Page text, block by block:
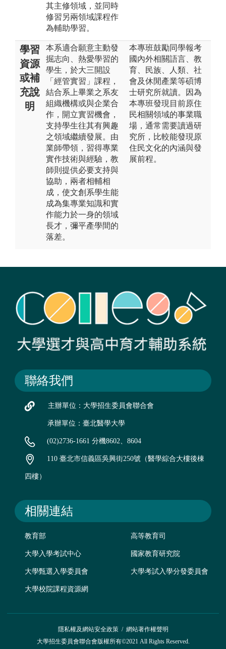
其主修領域，並同時
修習另兩領域課程作
為輔助學習。
學習
資源
或補
充說
明
本系適合願意主動發
掘志向、熱愛學習的
學生，於大三開設
「經管實習」課程，
結合系上畢業之系友
組織機構或與企業合
作，開立實習機會，
支持學生往其有興趣
之領域繼續發展。由
業師帶領，習得專業
實作技術與經驗，教
師則提供必要支持與
協助，兩者相輔相
成，使文創系學生能
成為集專業知識和實
作能力於一身的領域
長才，彌平產學間的
落差。
本專班鼓勵同學報考
國內外相關語言、教
育、民族、人類、社
會及休閒產業等碩博
士研究所就讀。因為
本專班發現目前原住
民相關領域的事業職
場，通常需要讀過研
究所，比較能發現原
住民文化的內涵與發
展前程。
聯絡我們
主辦單位：大學招生委員會聯合會
承辦單位：臺北醫學大學
(02)2736-1661 分機8602、8604
110 臺北市信義區吳興街250號（醫學綜合大樓後棟
四樓）
相關連結
教育部 高等教育司
大學入學考試中心 國家教育研究院
大學甄選入學委員會 大學考試入學分發委員會
大學校院課程資源網
隱私權及網站安全政策/ 網站著作權聲明
大學招生委員會聯合會版權所有©2021 All Rights Reserved.